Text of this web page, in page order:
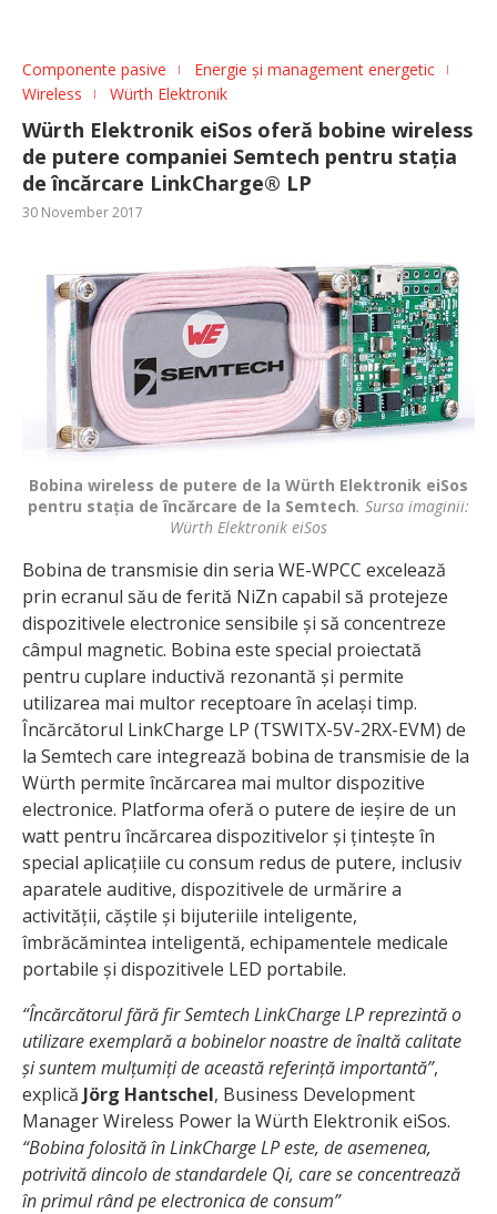
Componente pasive
Energie și management energetic
Wireless
Würth Elektronik
Würth Elektronik eiSos oferă bobine wireless
de putere companiei Semtech pentru stația
de încărcare LinkCharge® LP
30 November 2017
Bobina wireless de putere de la Würth Elektronik eiSos
pentru stația de încărcare de la Semtech. Sursa imaginii:
Würth Elektronik eiSos
Bobina de transmisie din seria WE-WPCC excelează
prin ecranul său de ferită NiZn capabil să protejeze
dispo­zitivele electronice sensibile și să concentreze
câmpul magnetic. Bobina este special proiectată
pentru cuplare inductivă rezonantă și permite
utilizarea mai multor receptoare în același timp.
Încărcătorul LinkCharge LP (TSWITX-5V-2RX-EVM) de
la Semtech care integrează bobina de transmisie de la
Würth permite încărcarea mai multor dispozitive
electronice. Platforma oferă o putere de ieșire de un
watt pentru încărcarea dispozitivelor și țintește în
special aplicațiile cu consum redus de putere, inclusiv
aparatele auditive, dispozitivele de urmărire a
activității, căștile și bijuteriile inteligente,
îmbrăcămintea inteligentă, echipamentele medicale
portabile și dispozitivele LED portabile.
“Încărcătorul fără fir Semtech LinkCharge LP reprezintă o
utilizare exemplară a bobi­nelor noastre de înaltă calitate
și suntem mulțumiți de această referință impor­tantă”,
explică Jörg Hantschel, Business Development
Manager Wireless Power la Würth Elektronik eiSos.
“Bobina folosită în LinkCharge LP este, de asemenea,
potrivită dincolo de standardele Qi, care se concentrează
în primul rând pe electronica de consum”